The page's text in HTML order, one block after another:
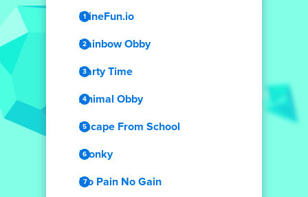
MineFun.io
Rainbow Obby
Party Time
Animal Obby
Escape From School
Plonky
No Pain No Gain